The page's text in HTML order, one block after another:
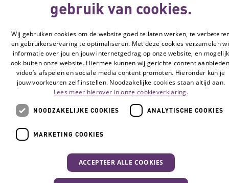
© Vilans, 2026
gebruik van cookies.
Wij gebruiken cookies om de website goed te laten werken, te
en gebruikerservaring te optimaliseren. Met deze cookies verzamelen
informatie over jou en jouw internetgedrag op onze website, en mogelijk
ook buiten onze website. Hiermee kunnen wij gerichte content
video’s afspelen en sociale media content promoten. Hieronder kun je
jouw voorkeuren zelf instellen. Noodzakelijke cookies staan altijd aan.
Lees meer hierover in onze cookieverklaring.
NOODZAKELIJKE COOKIES ANALYTISCHE COOKIES
MARKETING COOKIES
ACCEPTEER ALLE COOKIES